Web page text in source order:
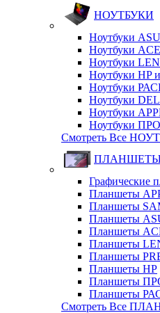
НОУТБУКИ
Ноутбуки
Ноутбуки
Ноутбуки
Ноутбуки HP
Ноутбуки
Ноутбуки
Ноутбуки
Ноутбуки
Смотреть Все
Графические
Планшеты
Планшеты
Планшеты
Планшеты
Планшеты
Планшеты
Планшеты HP
Планшеты
Планшеты
Смотреть Все